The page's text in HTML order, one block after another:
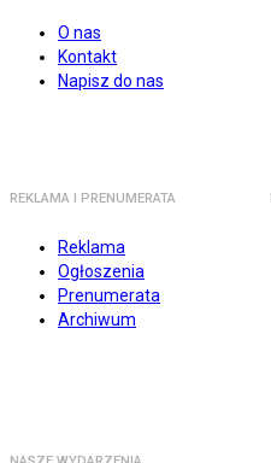
O nas
Kontakt
Napisz do nas
REKLAMA I PRENUMERATA
Reklama
Ogłoszenia
Prenumerata
Archiwum